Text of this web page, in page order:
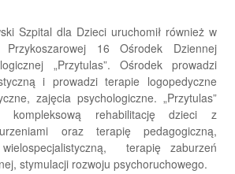
Szpital dla Dzieci uruchomił również w
16 Ośrodek Dziennej
„Przytulas”. Ośrodek prowadzi
i prowadzi terapie logopedyczne
zajęcia psychologiczne. „Przytulas”
kompleksową rehabilitację dzieci z
oraz terapię pedagogiczną,
wielospecjalistyczną, terapię zaburzeń
stymulacji rozwoju psychoruchowego.